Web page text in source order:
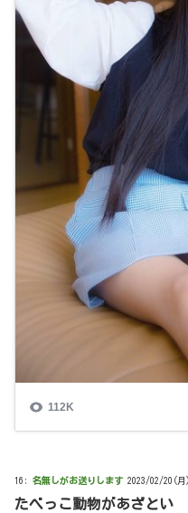
16: 名無しがお送りします 2023/02/20(月
たべっこ動物があざとい